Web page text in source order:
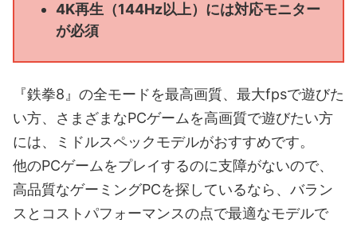
4K再生（144Hz以上）には対応モニター
が必須
『鉄拳8』の全モードを最高画質、最大fpsで遊びた
い方、さまざまなPCゲームを高画質で遊びたい方
には、ミドルスペックモデルがおすすめです。
他のPCゲームをプレイするのに支障がないので、
高品質なゲーミングPCを探しているなら、バラン
スとコストパフォーマンスの点で最適なモデルで